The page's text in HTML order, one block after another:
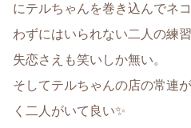
にテルちゃんを巻き込んでネ
わずにはいられない二人の練
失恋さえも笑いしか無い。
そしてテルちゃんの店の常連
く二人がいて良い✨